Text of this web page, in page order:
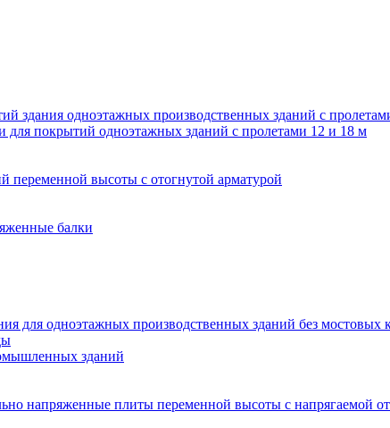
здания одноэтажных производственных зданий с
для покрытий одноэтажных зданий с пролетами 12 и 18 м
переменной высоты с отогнутой арматурой
балки
для одноэтажных производственных зданий без мостовых
зданий
напряженные плиты переменной высоты с напрягаемой